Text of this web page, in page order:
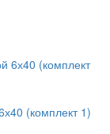
(комплект 1)